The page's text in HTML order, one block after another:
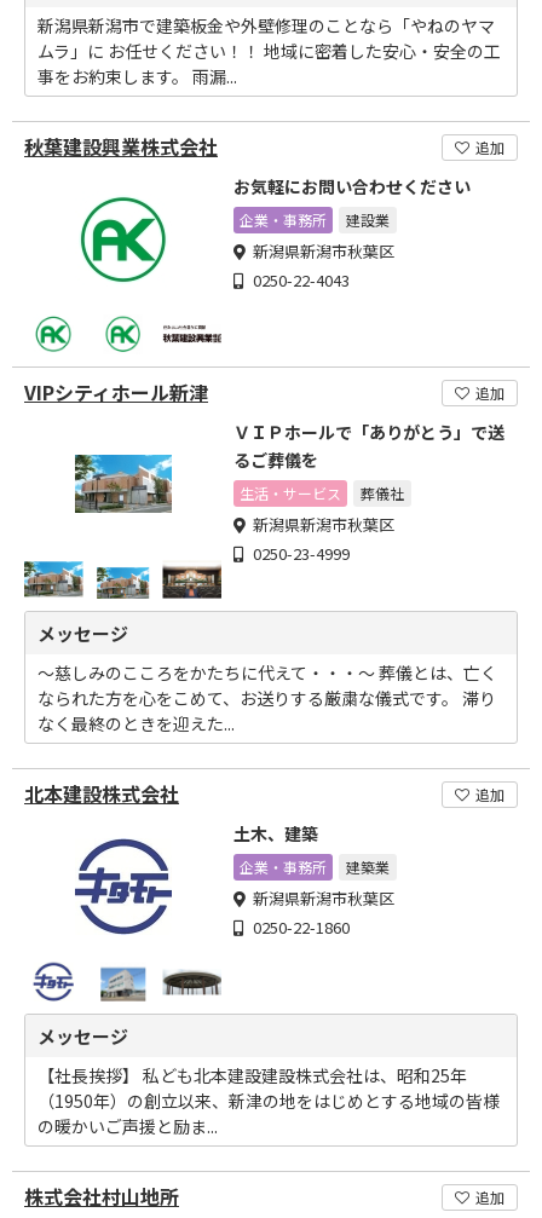
新潟県新潟市で建築板金や外壁修理のことなら「やねのヤマ
ムラ」に お任せください！！ 地域に密着した安心・安全の工
事をお約束します。 雨漏...
秋葉建設興業株式会社 追加
お気軽にお問い合わせください
企業・事務所 建設業
新潟県新潟市秋葉区
0250-22-4043
VIPシティホール新津 追加
ＶＩＰホールで「ありがとう」で送
るご葬儀を
生活・サービス 葬儀社
新潟県新潟市秋葉区
0250-23-4999
メッセージ
～慈しみのこころをかたちに代えて・・・～ 葬儀とは、亡く
なられた方を心をこめて、お送りする厳粛な儀式です。 滞り
なく最終のときを迎えた...
北本建設株式会社 追加
土木、建築
企業・事務所 建築業
新潟県新潟市秋葉区
0250-22-1860
メッセージ
【社長挨拶】 私ども北本建設建設株式会社は、昭和25年
（1950年）の創立以来、新津の地をはじめとする地域の皆様
の暖かいご声援と励ま...
株式会社村山地所 追加